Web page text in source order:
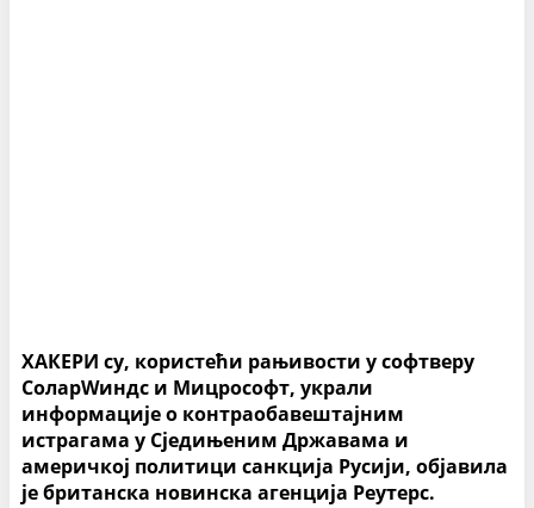
ХАКЕРИ су, користећи рањивости у софтверу
СоларWиндс и Мицрософт, украли
информације о контраобавештајним
истрагама у Сједињеним Државама и
америчкој политици санкција Русији, објавила
је британска новинска агенција Реутерс.